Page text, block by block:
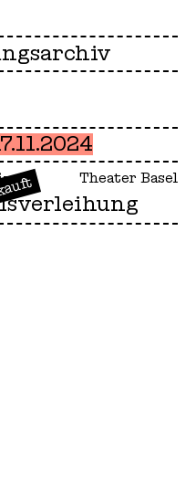
Theater Basel